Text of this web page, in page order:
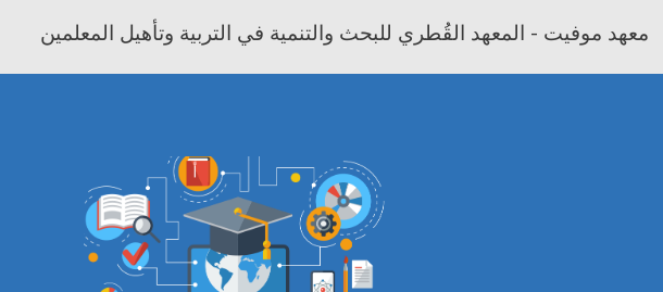
معهد موفيت - المعهد القُطري للبحث والتنمية في التربية وتأهيل المعلمين